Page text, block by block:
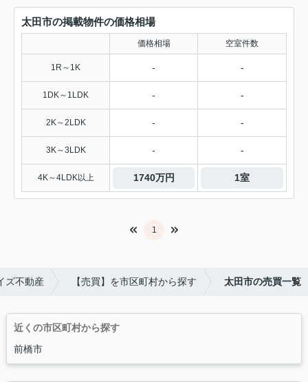
太田市の掲載物件の価格相場
価格相場 空室件数
1R～1K - -
1DK～1LDK - -
2K～2LDK - -
3K～3LDK - -
4K～4LDK以上 1740万円 1室
1
ズ不動産 【売買】を市区町村から探す 太田市の売買一覧
近くの市区町村から探す
前橋市